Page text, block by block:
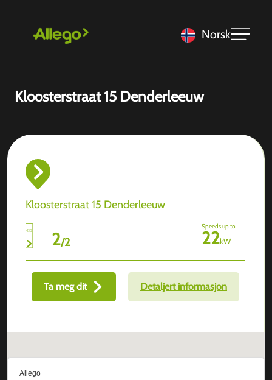
Norsk
Kloosterstraat 15 Denderleeuw
Kloosterstraat 15 Denderleeuw
2/2
Speeds up to
22kW
Ta meg dit Detaljert informasjon